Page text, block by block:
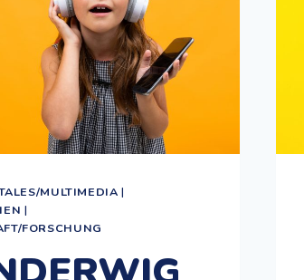
MULTIMEDIA |
|
FORSCHUNG